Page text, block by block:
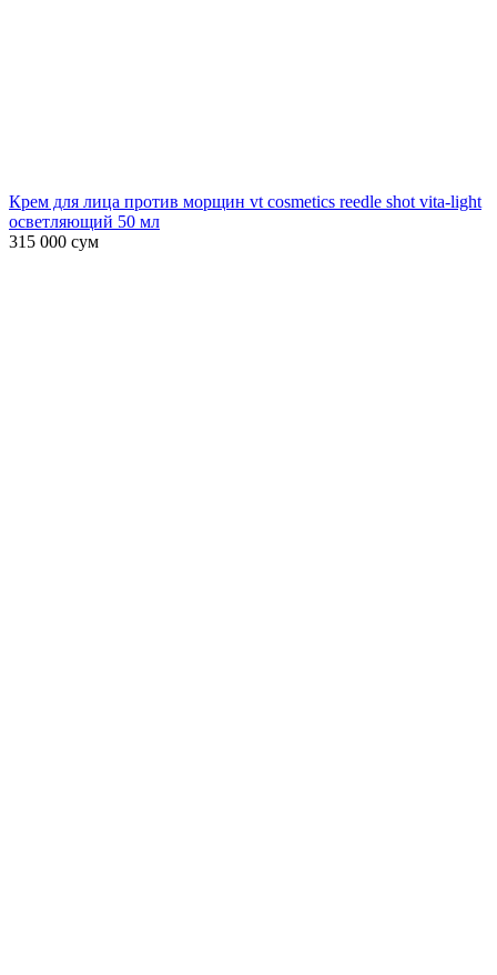
Крем для лица против морщин vt cosmetics reedle shot vita-light
осветляющий 50 мл
315 000 сум